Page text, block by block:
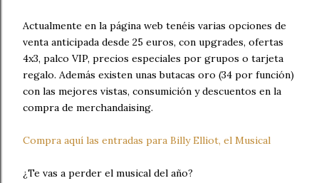
Actualmente en la página web tenéis varias opciones de
venta anticipada desde 25 euros, con upgrades, ofertas
4x3, palco VIP, precios especiales por grupos o tarjeta
regalo. Además existen unas butacas oro (34 por función)
con las mejores vistas, consumición y descuentos en la
compra de merchandaising.
Compra aquí las entradas para Billy Elliot, el Musical
¿Te vas a perder el musical del año?